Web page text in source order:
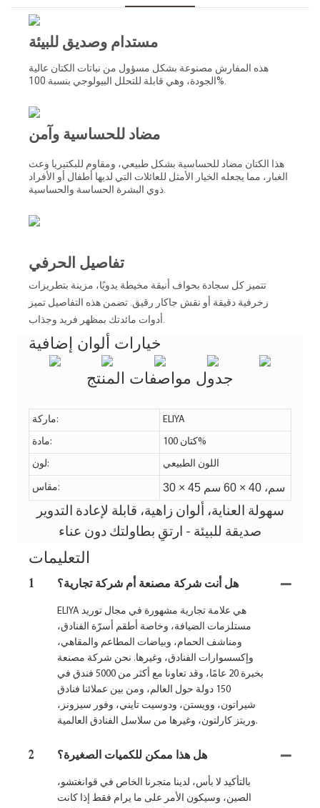
مستدام وصديق للبيئة
هذه المفارش مصنوعة بشكل مسؤول من نباتات الكتان عالية
الجودة، وهي قابلة للتحلل البيولوجي بنسبة 100%.
مضاد للحساسية وآمن
هذا الكتان مضاد للحساسية بشكل طبيعي، ومقاوم للبكتيريا وعث
الغبار، مما يجعله الخيار الأمثل للعائلات التي لديها أطفال أو الأفراد
تفاصيل الحرفي
تتميز كل سجادة بحواف أنيقة مخيطة يدويًا، مزينة بتطريزات
زخرفية دقيقة أو نقش جاكار رقيق. تضمن هذه التفاصيل تميز
أدوات مائدتك بمظهر فريد وجذاب.
خيارات ألوان إضافية
جدول مواصفات المنتج
ماركة: ELIYA
مادة: كتان 100%
لون: اللون الطبيعي
مقاس: 30 × 45 سم، 40 × 60 سم
سهولة العناية، ألوان زاهية، قابلة لإعادة التدوير
صديقة للبيئة - ارتقِ بطاولتك دون عناء
التعليمات
1 هل أنت شركة مصنعة أم شركة تجارية؟
ELIYA هي علامة تجارية مشهورة في مجال توريد
مستلزمات الضيافة، وخاصة أطقم أسرّة الفنادق،
ومناشف الحمام، وبياضات المطاعم والمقاهي،
وإكسسوارات الفنادق، وغيرها. نحن شركة مصنعة
بخبرة 20 عامًا، وقد تعاونا مع أكثر من 5000 فندق في
150 دولة حول العالم، ومن بين عملائنا فنادق
شيراتون، وويستن، ودوسيت تايني، وفور سيزونز،
وريتز كارلتون، وغيرها من سلاسل الفنادق العالمية.
2 هل هذا ممكن للكميات الصغيرة؟
بالتأكيد لا بأس، لدينا متجرنا الخاص في قوانغتشو،
الصين، وسيكون الأمر على ما يرام فقط إذا كانت